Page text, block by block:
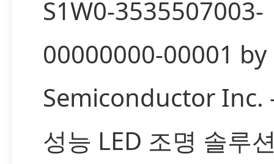
S1W0-3535507003-
00000000-00001 by
Semiconductor
성능 LED 조명 솔루